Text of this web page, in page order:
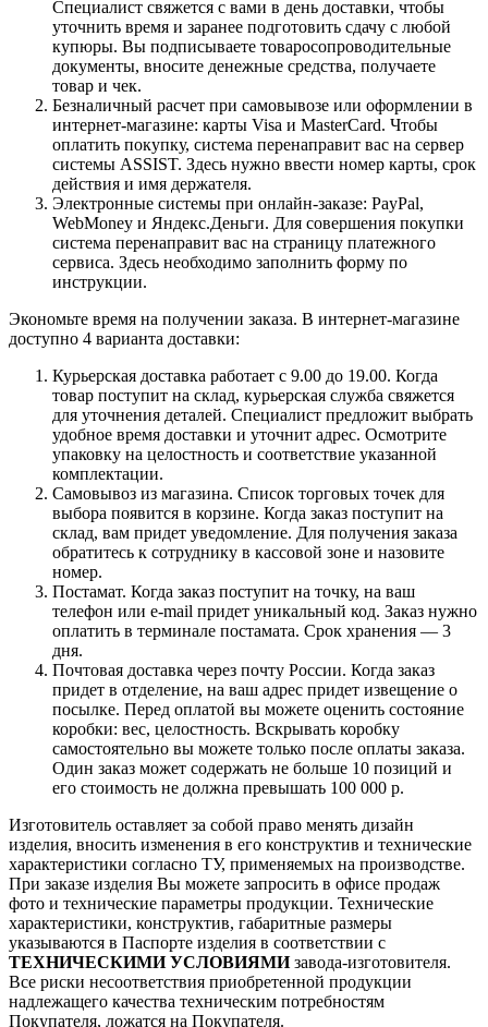
Специалист свяжется с вами в день доставки, чтобы
уточнить время и заранее подготовить сдачу с любой
купюры. Вы подписываете товаросопроводительные
документы, вносите денежные средства, получаете
товар и чек.
Безналичный расчет при самовывозе или оформлении в
интернет-магазине: карты Visa и MasterCard. Чтобы
оплатить покупку, система перенаправит вас на сервер
системы ASSIST. Здесь нужно ввести номер карты, срок
действия и имя держателя.
Электронные системы при онлайн-заказе: PayPal,
WebMoney и Яндекс.Деньги. Для совершения покупки
система перенаправит вас на страницу платежного
сервиса. Здесь необходимо заполнить форму по
инструкции.
Экономьте время на получении заказа. В интернет-магазине
доступно 4 варианта доставки:
Курьерская доставка работает с 9.00 до 19.00. Когда
товар поступит на склад, курьерская служба свяжется
для уточнения деталей. Специалист предложит выбрать
удобное время доставки и уточнит адрес. Осмотрите
упаковку на целостность и соответствие указанной
комплектации.
Самовывоз из магазина. Список торговых точек для
выбора появится в корзине. Когда заказ поступит на
склад, вам придет уведомление. Для получения заказа
обратитесь к сотруднику в кассовой зоне и назовите
номер.
Постамат. Когда заказ поступит на точку, на ваш
телефон или e-mail придет уникальный код. Заказ нужно
оплатить в терминале постамата. Срок хранения — 3
дня.
Почтовая доставка через почту России. Когда заказ
придет в отделение, на ваш адрес придет извещение о
посылке. Перед оплатой вы можете оценить состояние
коробки: вес, целостность. Вскрывать коробку
самостоятельно вы можете только после оплаты заказа.
Один заказ может содержать не больше 10 позиций и
его стоимость не должна превышать 100 000 р.
Изготовитель оставляет за собой право менять дизайн
изделия, вносить изменения в его конструктив и технические
характеристики согласно ТУ, применяемых на производстве.
При заказе изделия Вы можете запросить в офисе продаж
фото и технические параметры продукции. Технические
характеристики, конструктив, габаритные размеры
указываются в Паспорте изделия в соответствии с
ТЕХНИЧЕСКИМИ УСЛОВИЯМИзавода-изготовителя.
Все риски несоответствия приобретенной продукции
надлежащего качества техническим потребностям
Покупателя, ложатся на Покупателя.